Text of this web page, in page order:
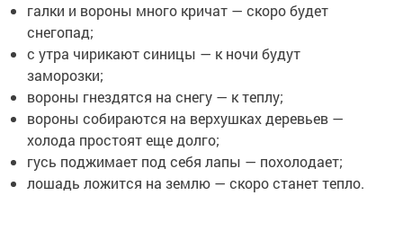
галки и вороны много кричат — скоро будет
снегопад;
с утра чирикают синицы — к ночи будут
заморозки;
вороны гнездятся на снегу — к теплу;
вороны собираются на верхушках деревьев —
холода простоят еще долго;
гусь поджимает под себя лапы — похолодает;
лошадь ложится на землю — скоро станет тепло.